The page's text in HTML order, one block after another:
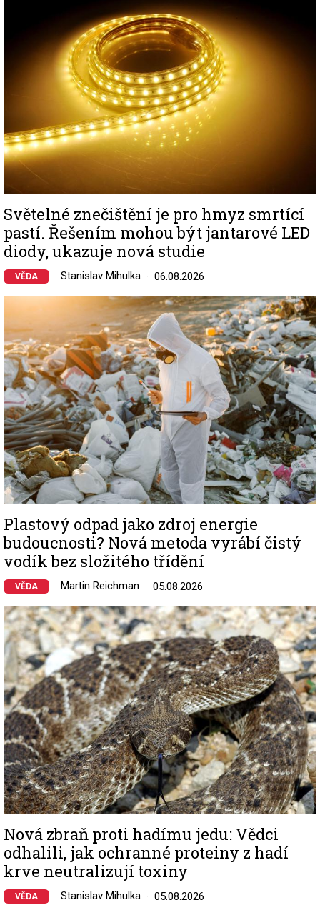
Světelné znečištění je pro hmyz smrtící
pastí. Řešením mohou být jantarové LED
diody, ukazuje nová studie
VĚDA Stanislav Mihulka 06.08.2026
Image
Plastový odpad jako zdroj energie
budoucnosti? Nová metoda vyrábí čistý
vodík bez složitého třídění
VĚDA Martin Reichman 05.08.2026
Image
Nová zbraň proti hadímu jedu: Vědci
odhalili, jak ochranné proteiny z hadí
krve neutralizují toxiny
VĚDA Stanislav Mihulka 05.08.2026